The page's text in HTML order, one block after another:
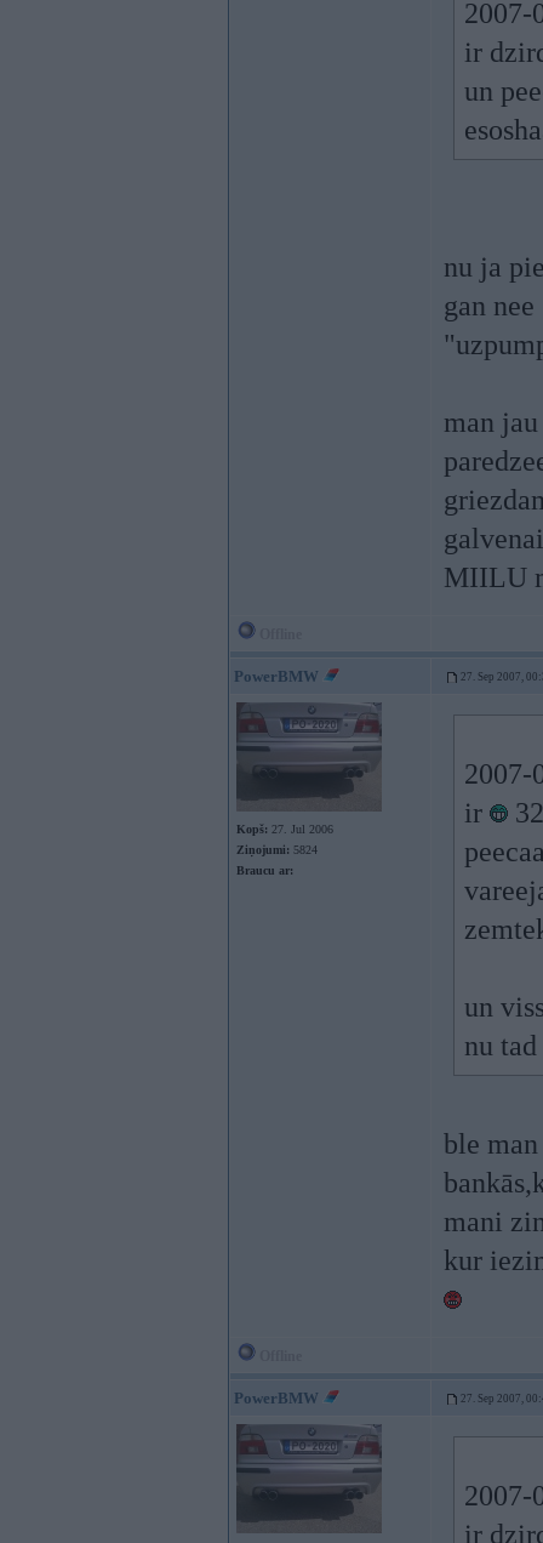
2007-
ir
un
nu ja
gan
man
MIILU
PowerBMW 27. Sep 2007,
Kopš: 27. Jul 2006
Ziņojumi: 5824
Braucu ar:
2007-
ir
un
nu
ble
mani
kur
PowerBMW 27. Sep 2007,
2007-
ir